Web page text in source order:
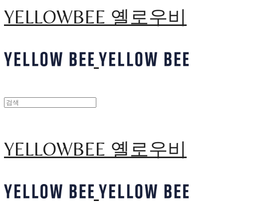
YELLOWBEE 옐로우비
YELLOWBEE 옐로우비